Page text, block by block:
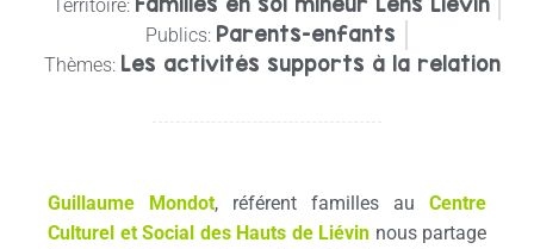
Territoire:
Publics: Parents-enfants
Thèmes: Les activités supports à la relation
Guillaume Mondot, référent familles au Centre
Culturel et Social des Hauts de Liévin nous partage